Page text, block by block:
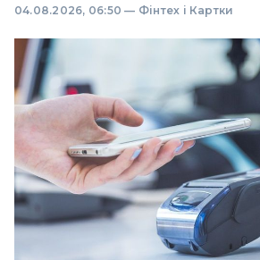
04.08.2026, 06:50 — Фінтех і Картки